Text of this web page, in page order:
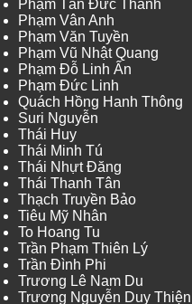
Phạm Tấn Đức Thành
Phạm Vân Anh
Phạm Văn Tuyền
Phạm Vũ Nhật Quang
Phạm Đỗ Linh Ấn
Phạm Đức Linh
Quách Hồng Hanh Thông
Suri Nguyễn
Thái Huy
Thái Minh Tú
Thái Nhựt Đăng
Thái Thanh Tân
Thạch Truyền Bảo
Tiêu Mỹ Nhân
To Hoang Tu
Trần Phạm Thiên Lý
Trần Đình Phi
Trương Lê Nam Du
Trương Nguyễn Duy Thiện